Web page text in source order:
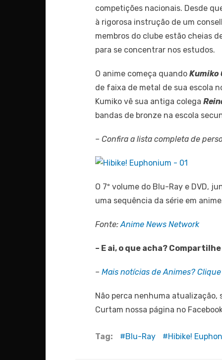
competições nacionais. Desde
à rigorosa instrução de um
membros do clube estão cheias
para se concentrar nos estudos.
O anime começa quando Kumiko
de faixa de metal de sua escola
Kumiko vê sua antiga colega
bandas de bronze na escola
– Confira a lista completa de
O 7º volume do Blu-Ray e DVD,
uma sequência da série em
Fonte:Anime News Network
– E ai, o que acha?
– Mais notícias de Animes?
Não perca nenhuma
Curtam nossa página no
Tag: Blu-Ray Hibike!